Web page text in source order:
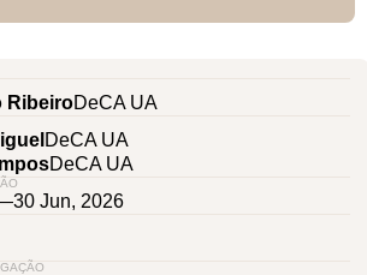
RibeiroDeCA UA
DeCA UA
DeCA UA
30 Jun, 2026